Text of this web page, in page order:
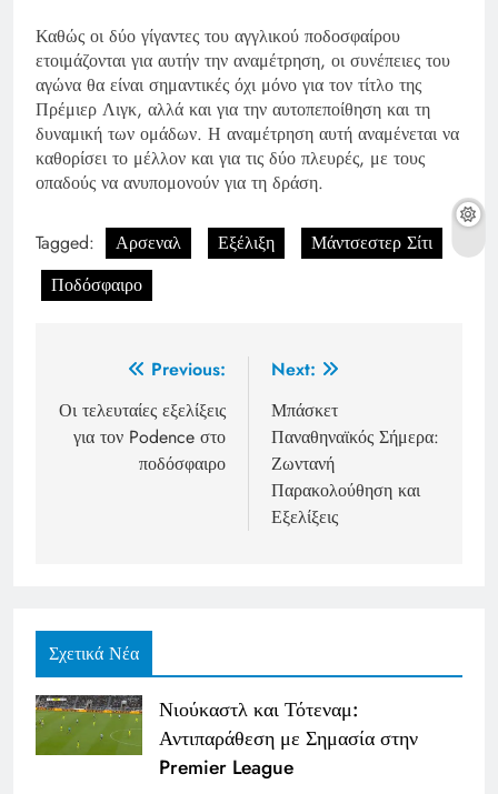
Καθώς οι δύο γίγαντες του αγγλικού ποδοσφαίρου
ετοιμάζονται για αυτήν την αναμέτρηση, οι συνέπειες του
αγώνα θα είναι σημαντικές όχι μόνο για τον τίτλο της
Πρέμιερ Λιγκ, αλλά και για την αυτοπεποίθηση και τη
δυναμική των ομάδων. Η αναμέτρηση αυτή αναμένεται να
καθορίσει το μέλλον και για τις δύο πλευρές, με τους
οπαδούς να ανυπομονούν για τη δράση.
Tagged: Αρσεναλ Εξέλιξη
Μάντσεστερ Σίτι
Ποδόσφαιρο
navigation
Previous:
Οι τελευταίες εξελίξεις
για τον Podence στο
ποδόσφαιρο
Next:
Μπάσκετ
Παναθηναϊκός Σήμερα:
Ζωντανή
Παρακολούθηση και
Εξελίξεις
Σχετικά Νέα
Νιούκαστλ και Τότεναμ:
Αντιπαράθεση με Σημασία στην
Premier League